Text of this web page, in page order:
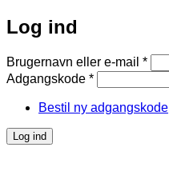
Log ind
Brugernavn eller e-mail *
Adgangskode *
Bestil ny adgangskode